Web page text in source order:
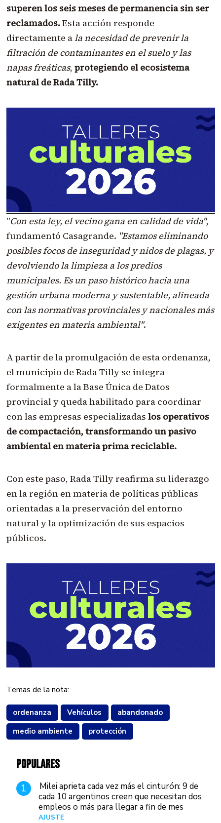
superen los seis meses de permanencia sin ser
reclamados.Esta acción responde
directamente ala necesidad de prevenir la
filtración de contaminantes en el suelo y las
napas freáticas, protegiendo el ecosistema
natural de Rada Tilly.
"Con esta ley, el vecino gana en calidad de vida",
fundamentó Casagrande. "Estamos eliminando
posibles focos de inseguridad y nidos de plagas, y
devolviendo la limpieza a los predios
municipales. Es un paso histórico hacia una
gestión urbana moderna y sustentable, alineada
con las normativas provinciales y nacionales más
exigentes en materia ambiental".
A partir de la promulgación de esta ordenanza,
el municipio de Rada Tilly se integra
formalmente a la Base Única de Datos
provincial y queda habilitado para coordinar
con las empresas especializadas los operativos
de compactación, transformando un pasivo
ambiental en materia prima reciclable.
Con este paso, Rada Tilly reafirma su liderazgo
en la región en materia de políticas públicas
orientadas a la preservación del entorno
natural y la optimización de sus espacios
públicos.
Temas de la nota:
ordenanza Vehículos
abandonado
medio ambiente
protección
POPULARES
1
Milei aprieta cada vez más el cinturón: 9 de
cada 10 argentinos creen que necesitan dos
empleos o más para llegar a fin de mes
AJUSTE